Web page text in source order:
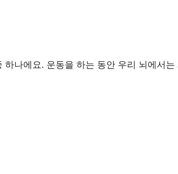
나에요. 운동을 하는 동안 우리 뇌에서